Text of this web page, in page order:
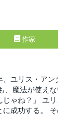
作家
ユリス・ア
魔法が使え
ゃね？」 ユ
成功する。